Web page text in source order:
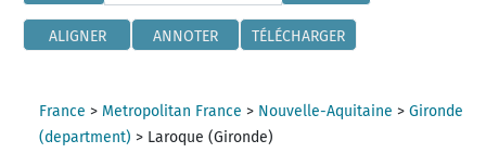
ALIGNER ANNOTER TÉLÉCHARGER
France > Metropolitan France > Nouvelle-Aquitaine >Gironde
(department) > Laroque (Gironde)